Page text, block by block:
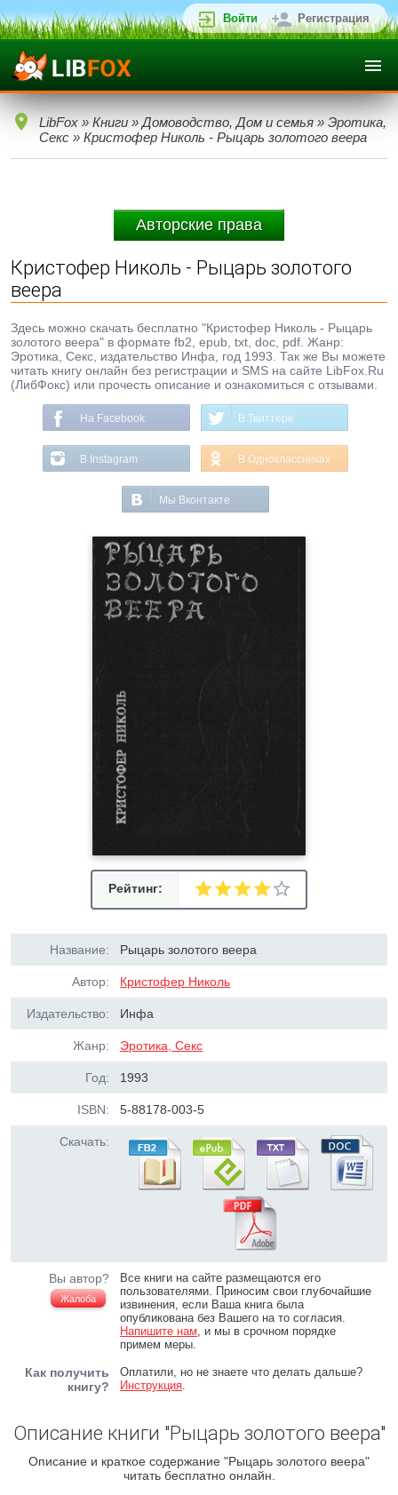
Войти Регистрация
LibFox » Книги » Домоводство, Дом и семья » Эротика,
Секс » Кристофер Николь - Рыцарь золотого веера
Авторские права
Кристофер Николь - Рыцарь золотого
веера
Здесь можно скачать бесплатно "Кристофер Николь - Рыцарь
золотого веера" в формате fb2, epub, txt, doc, pdf. Жанр:
Эротика, Секс, издательство Инфа, год 1993. Так же Вы можете
читать книгу онлайн без регистрации и SMS на сайте LibFox.Ru
(ЛибФокс) или прочесть описание и ознакомиться с отзывами.
На Facebook В Твиттере
В Instagram В Одноклассниках
Мы Вконтакте
Рейтинг:
Название: Рыцарь золотого веера
Автор: Кристофер Николь
Издательство: Инфа
Жанр: Эротика, Секс
Год: 1993
ISBN: 5-88178-003-5
Скачать:
Вы автор?
Жалоба
Все книги на сайте размещаются его
пользователями. Приносим свои глубочайшие
извинения, если Ваша книга была
опубликована без Вашего на то согласия.
Напишите нам, и мы в срочном порядке
примем меры.
Как получить
книгу?
Оплатили, но не знаете что делать дальше?
Инструкция.
Описание книги "Рыцарь золотого веера"
Описание и краткое содержание "Рыцарь золотого веера"
читать бесплатно онлайн.